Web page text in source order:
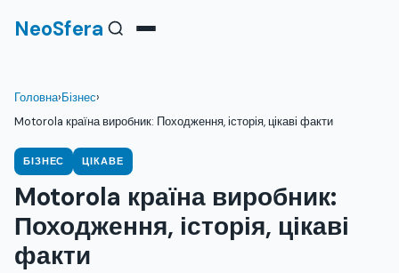
NeoSfera
Головна›Бізнес›
Motorola країна виробник: Походження, історія, цікаві факти
БІЗНЕС ЦІКАВЕ
Motorola країна виробник:
Походження, історія, цікаві
факти